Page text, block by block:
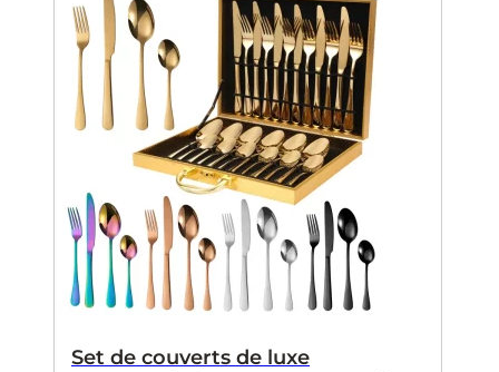
Set de couverts de luxe